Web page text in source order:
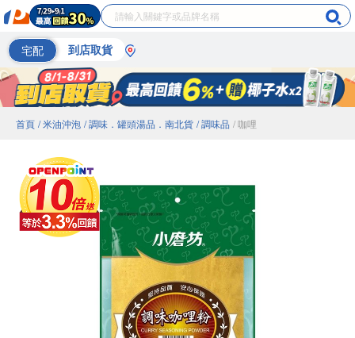
宅配 到店取貨
首頁 / 米油沖泡 / 調味．罐頭湯品．南北貨 / 調味品 / 咖哩